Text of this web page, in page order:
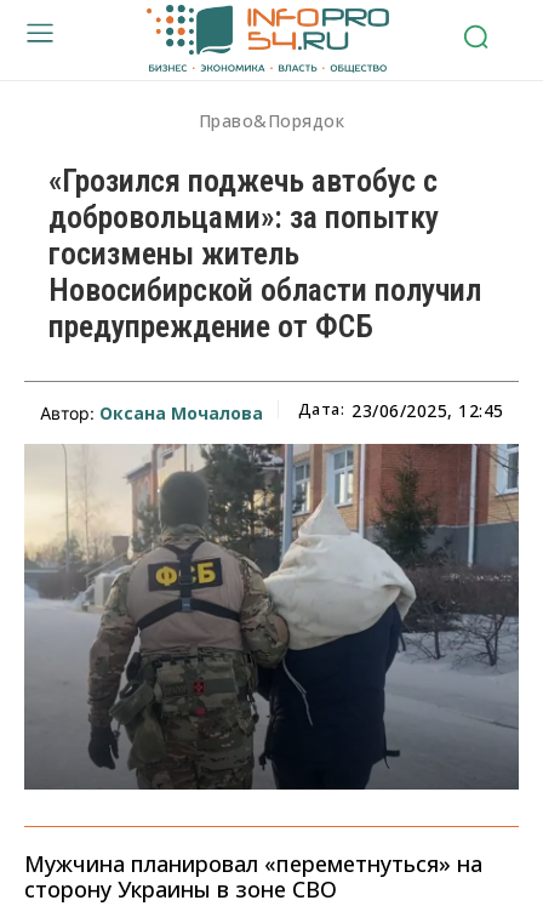
Право&Порядок
«Грозился поджечь автобус с
добровольцами»: за попытку
госизмены житель
Новосибирской области получил
предупреждение от ФСБ
Автор: Оксана Мочалова Дата: 23/06/2025, 12:45
Мужчина планировал «переметнуться» на
сторону Украины в зоне СВО